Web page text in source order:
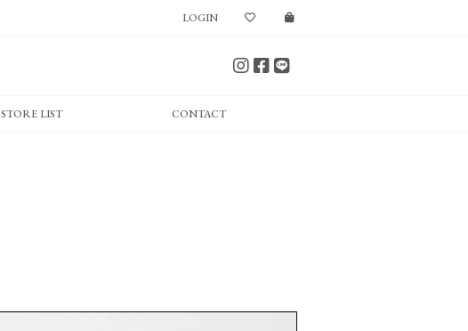
LOGIN
STORE LIST CONTACT